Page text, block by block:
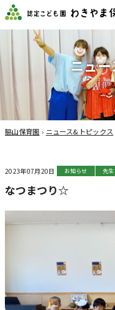
ニュー
脇山保育園 › ニュース&トピックス
2023年07月20日 お知らせ 先
なつまつり☆